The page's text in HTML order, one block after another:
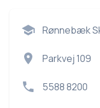
Rønnebæk
Parkvej 109
5588 8200